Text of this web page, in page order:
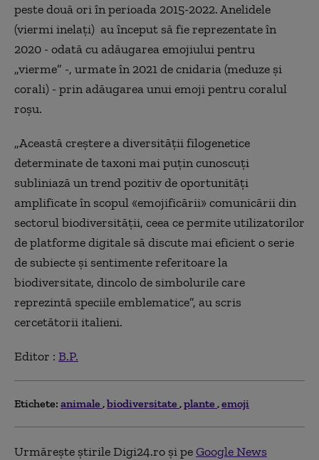
peste două ori în perioada 2015-2022. Anelidele
(viermi inelați) au început să fie reprezentate în
2020 - odată cu adăugarea emojiului pentru
„vierme” -, urmate în 2021 de cnidaria (meduze și
corali) - prin adăugarea unui emoji pentru coralul
roşu.
„Această creştere a diversităţii filogenetice
determinate de taxoni mai puţin cunoscuţi
subliniază un trend pozitiv de oportunităţi
amplificate în scopul «emojificării» comunicării din
sectorul biodiversităţii, ceea ce permite utilizatorilor
de platforme digitale să discute mai eficient o serie
de subiecte şi sentimente referitoare la
biodiversitate, dincolo de simbolurile care
reprezintă speciile emblematice”, au scris
cercetătorii italieni.
Editor : B.P.
Etichete: animale biodiversitate plante emoji
Urmărește știrile Digi24.ro și peGoogle News